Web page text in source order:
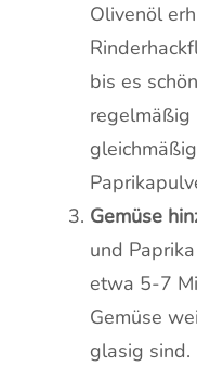
Olivenöl
bis es
regelmäßig
Gemüse
und
etwa 5-7
Gemüse
glasig sind.